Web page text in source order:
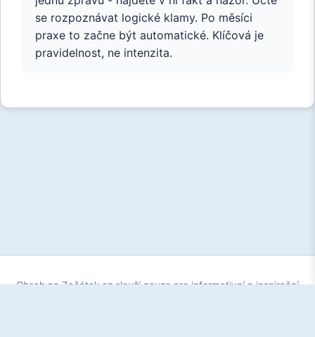
se rozpoznávat logické klamy. Po měsíci
praxe to začne být automatické. Klíčová je
pravidelnost, ne intenzita.
Obsah na Začátek.cz slouží pouze pro informativní a inspirační